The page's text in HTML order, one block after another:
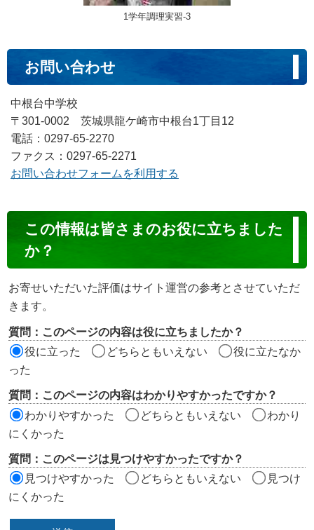
1学年調理実習‐3
お問い合わせ
中根台中学校
〒301-0002 茨城県龍ケ崎市中根台1丁目12
電話：0297-65-2270
ファクス：0297-65-2271
お問い合わせフォームを利用する
ン
ン
ツ
評
価
ア
この情報は皆さまのお役に立ちました
か？
お寄せいただいた評価はサイト運営の参考とさせていただ
きます。
質問：このページの内容は役に立ちましたか？
役に立った
どちらともいえない
役に立たなか
った
質問：このページの内容はわかりやすかったですか？
わかりやすかった
どちらともいえない
わかり
にくかった
質問：このページは見つけやすかったですか？
見つけやすかった
どちらともいえない
見つけ
にくかった